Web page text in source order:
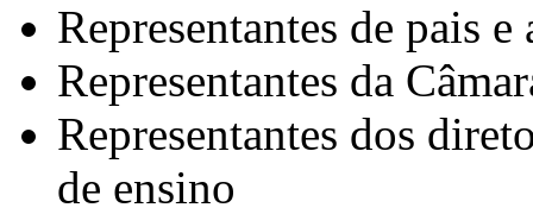
Representantes de pais e
Representantes da
Representantes dos
de ensino